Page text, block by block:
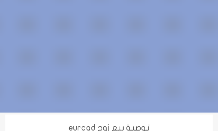
توصية بيع زوج eurcad